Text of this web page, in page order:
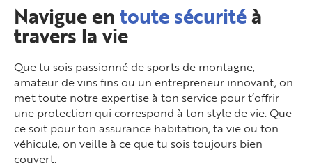
Navigue entoute sécuritéà
travers la vie
Que tu sois passionné de sports de montagne,
amateur de vins fins ou un entrepreneur innovant, on
met toute notre expertise à ton service pour t’offrir
une protection qui correspond à ton style de vie. Que
ce soit pour ton assurance habitation, ta vie ou ton
véhicule, on veille à ce que tu sois toujours bien
couvert.